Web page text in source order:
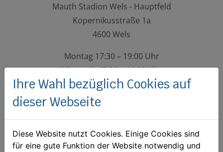
Mauth Stadion Wels - Hauptfeld
Kopernikusstraße 1a
4600 Wels
Montag 17:30 – 19:00 Uhr
Mittwoch 17:30 – 19:00 Uhr
November – Februar
4600 Wels
Ihre Wahl bezüglich Cookies auf
dieser Webseite
Diese Website nutzt Cookies. Einige Cookies sind
für eine gute Funktion der Website notwendig und